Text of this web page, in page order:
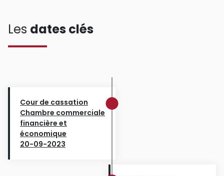
Les dates clés
Cour de cassation
Chambre commerciale
financière et
économique
20-09-2023